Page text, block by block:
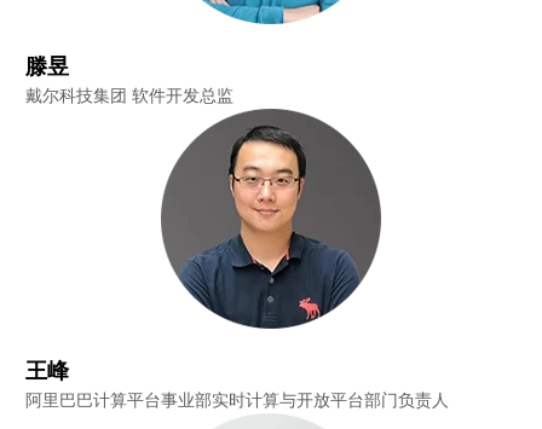
滕昱
戴尔科技集团 软件开发总监
王峰
阿里巴巴计算平台事业部实时计算与开放平台部门负责人